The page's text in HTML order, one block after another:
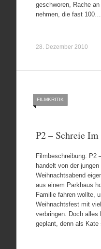
geschworen, Rache
nehmen, die fast 100…
28. Dezember 2010
FILMKRITIK
P2 – Schreie
Filmbeschreibung: P2
handelt von der
Weihnachtsabend
aus einem Parkhaus
Familie fahren wollte,
Weihnachtsfest mit
verbringen. Doch alles
geplant, denn als